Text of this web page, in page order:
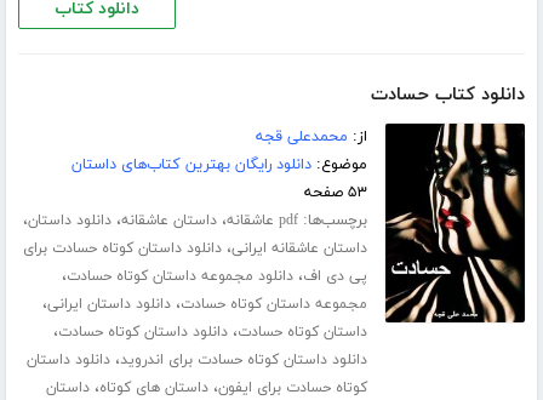
دانلود کتاب
دانلود کتاب حسادت
از: محمدعلی قجه
موضوع:دانلود رایگان بهترین کتاب‌های داستان
۵۳ صفحه
برچسب‌ها:pdf عاشقانه ،داستان عاشقانه،دانلود داستان،
داستان عاشقانه ایرانی،دانلود داستان کوتاه حسادت برای
پی دی اف،دانلود مجموعه داستان کوتاه حسادت،
مجموعه داستان کوتاه حسادت،دانلود داستان ایرانی،
داستان کوتاه حسادت،دانلود داستان کوتاه حسادت،
دانلود داستان کوتاه حسادت برای اندروید،دانلود داستان
کوتاه حسادت برای ایفون،داستان های کوتاه،داستان